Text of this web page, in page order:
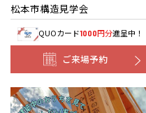
松本市構造見学会
QUOカード1000円分進呈中！
ご来場予約